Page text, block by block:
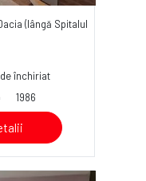
(lângă Spitalul
închiriat
1986